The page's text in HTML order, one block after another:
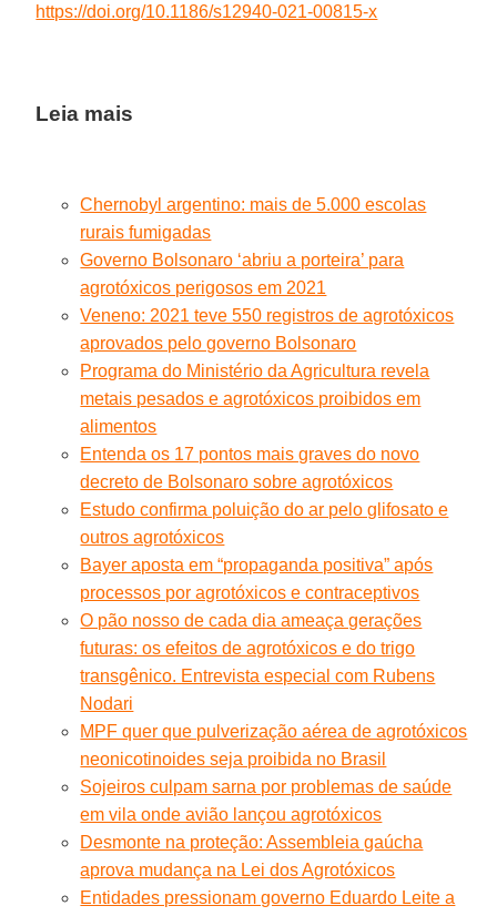
https://doi.org/10.1186/s12940-021-00815-x
Leia mais
Chernobyl argentino: mais de 5.000 escolas
rurais fumigadas
Governo Bolsonaro ‘abriu a porteira’ para
agrotóxicos perigosos em 2021
Veneno: 2021 teve 550 registros de agrotóxicos
aprovados pelo governo Bolsonaro
Programa do Ministério da Agricultura revela
metais pesados e agrotóxicos proibidos em
alimentos
Entenda os 17 pontos mais graves do novo
decreto de Bolsonaro sobre agrotóxicos
Estudo confirma poluição do ar pelo glifosato e
outros agrotóxicos
Bayer aposta em “propaganda positiva” após
processos por agrotóxicos e contraceptivos
O pão nosso de cada dia ameaça gerações
futuras: os efeitos de agrotóxicos e do trigo
transgênico. Entrevista especial com Rubens
Nodari
MPF quer que pulverização aérea de agrotóxicos
neonicotinoides seja proibida no Brasil
Sojeiros culpam sarna por problemas de saúde
em vila onde avião lançou agrotóxicos
Desmonte na proteção: Assembleia gaúcha
aprova mudança na Lei dos Agrotóxicos
Entidades pressionam governo Eduardo Leite a